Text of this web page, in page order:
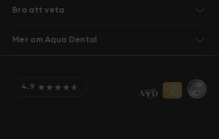
Bra att veta
Mer om Aqua Dental
4.9